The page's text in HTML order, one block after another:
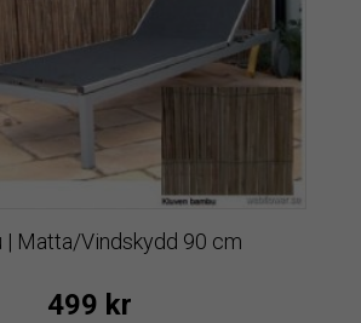
| Matta/Vindskydd 90 cm
499 kr